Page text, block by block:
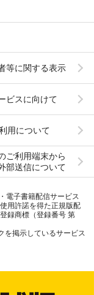
等に関する表示
ビスに向けて
用について
ご利用端末から
部送信について
電子書籍配信サービス
用許諾を得た正規版配
録商標（登録番号 第
を掲示しているサービス